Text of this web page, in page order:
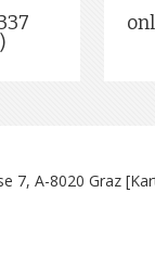
7, A-8020 Graz [